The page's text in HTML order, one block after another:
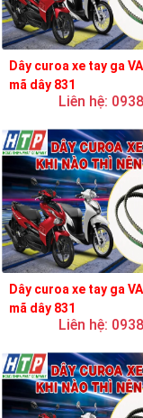
Dây curoa xe tay ga
mã dây 831
Liên hệ:
Dây curoa xe tay ga
mã dây 831
Liên hệ: